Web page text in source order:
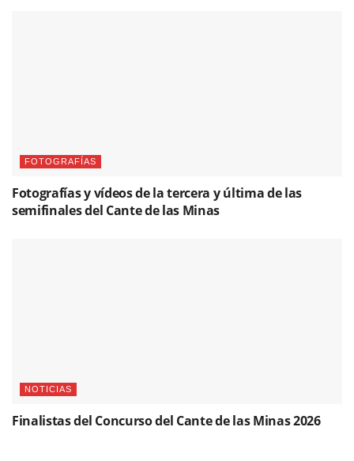
FOTOGRAFÍAS
Fotografías y vídeos de la tercera y última de las
semifinales del Cante de las Minas
NOTICIAS
Finalistas del Concurso del Cante de las Minas 2026